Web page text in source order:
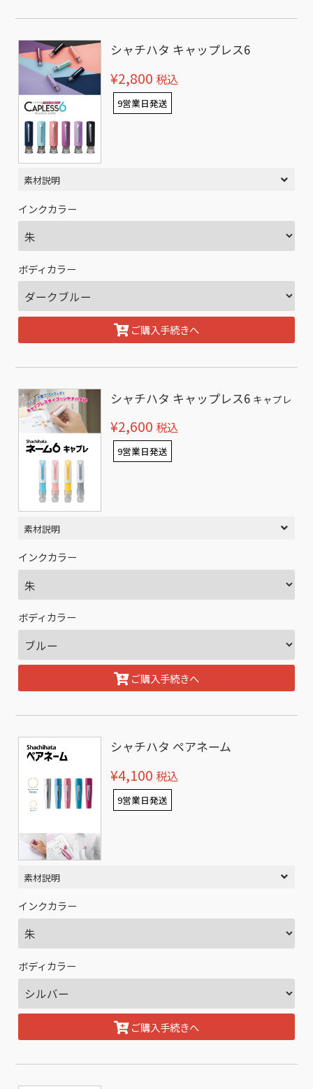
シャチハタ キャップレス6
¥2,800 税込
9営業日発送
素材説明
インクカラー
ボディカラー
ご購入手続きへ
シャチハタ キャップレス6 キャプレ
¥2,600 税込
9営業日発送
素材説明
インクカラー
ボディカラー
ご購入手続きへ
シャチハタ ペアネーム
¥4,100 税込
9営業日発送
素材説明
インクカラー
ボディカラー
ご購入手続きへ